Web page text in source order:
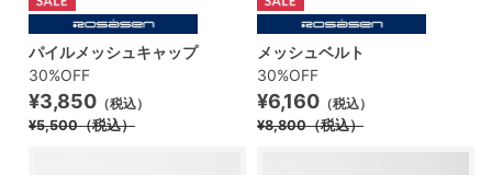
パイルメッシュキャップ
30%OFF
¥3,850 （税込）
¥5,500（税込）
メッシュベルト
30%OFF
¥6,160 （税込）
¥8,800（税込）